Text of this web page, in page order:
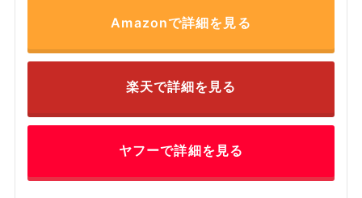
Amazonで詳細を見る
楽天で詳細を見る
ヤフーで詳細を見る